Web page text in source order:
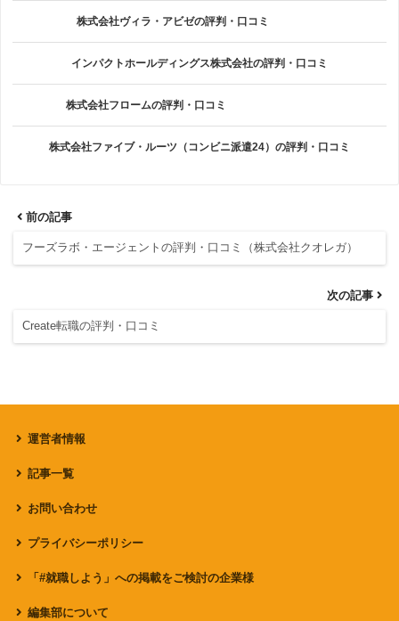
株式会社ヴィラ・アビゼの評判・口コミ
インパクトホールディングス株式会社の評判・口コミ
株式会社フロームの評判・口コミ
株式会社ファイブ・ルーツ（コンビニ派遣24）の評判・口コミ
前の記事
フーズラボ・エージェントの評判・口コミ（株式会社クオレガ）
次の記事
Create転職の評判・口コミ
運営者情報
記事一覧
お問い合わせ
プライバシーポリシー
「#就職しよう」への掲載をご検討の企業様
編集部について